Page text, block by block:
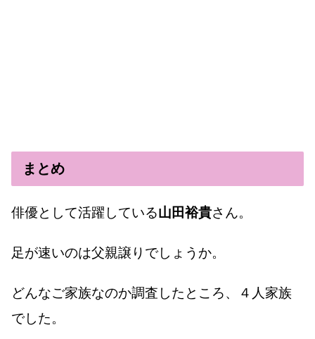
まとめ
俳優として活躍している山田裕貴さん。
足が速いのは父親譲りでしょうか。
どんなご家族なのか調査したところ、４人家族
でした。